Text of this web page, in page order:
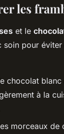
les
et le
soin pour
chocolat
à la
morceaux de